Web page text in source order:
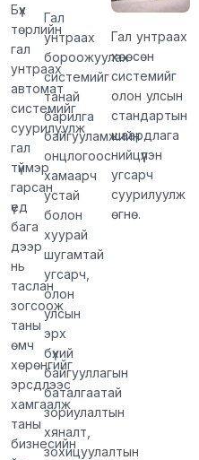
Бүх
төрлийн
гал
унтраах
автомат
системийг
суурилуулж
гал
түймэр
гарсан
үед
бага
дээр
нь
таслан
зогсоож
таны
өмч
хөрөнгийг
эрсдлээс
хамгаалж
таны
бизнесийн
Гал
унтраах
бороожуулах
системийг
танай
барилга
байгууламжийн
онцлогоос
хамаарч
устай
болон
хуурай
шугамтай
угсарч,
олон
улсын
эрх
бүхий
байгууллагын
баталгаатай
зориулалтын
хяналт,
зохицуулалтын
Гал унтраах
хөөсөн
системийг
олон улсын
стандартын
шаардлага
нийцүүлэн
угсарч
суурилуулж
өгнө.